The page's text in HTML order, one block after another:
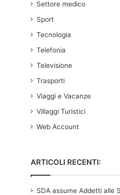
Settore medico
Sport
Tecnologia
Telefonia
Televisione
Trasporti
Viaggi e Vacanze
Villaggi Turistici
Web Account
ARTICOLI RECENTI:
SDA assume Addetti alle